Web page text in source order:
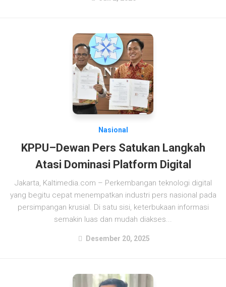
Nasional
KPPU–Dewan Pers Satukan Langkah
Atasi Dominasi Platform Digital
Jakarta, Kaltimedia.com – Perkembangan teknologi digital
yang begitu cepat menempatkan industri pers nasional pada
persimpangan krusial. Di satu sisi, keterbukaan informasi
semakin luas dan mudah diakses...
Desember 20, 2025